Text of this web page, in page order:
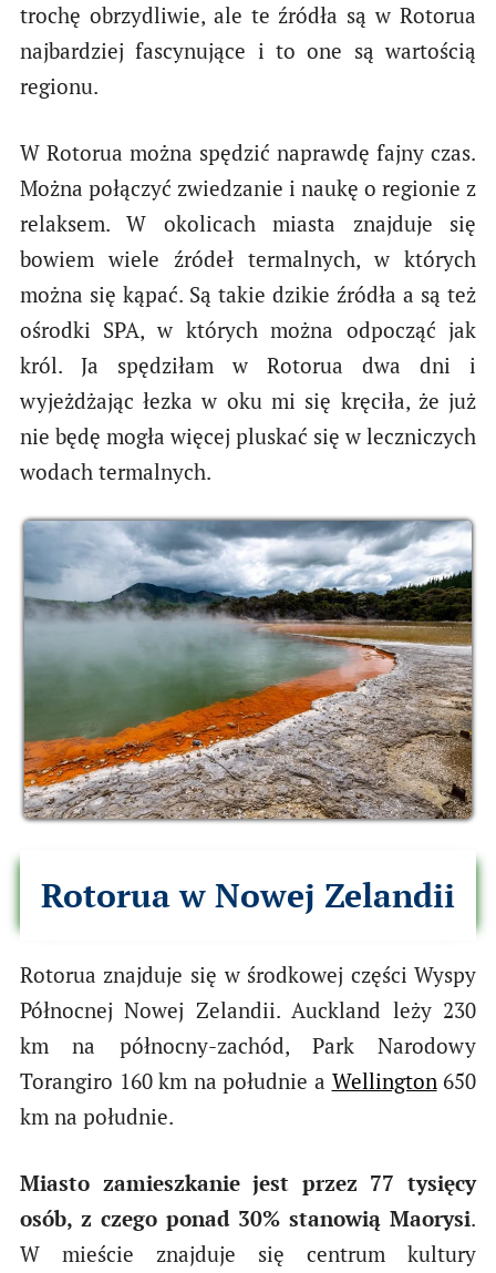
trochę obrzydliwie, ale te źródła są w Rotorua
najbardziej fascynujące i to one są wartością
regionu.
W Rotorua można spędzić naprawdę fajny czas.
Można połączyć zwiedzanie i naukę o regionie z
relaksem. W okolicach miasta znajduje się
bowiem wiele źródeł termalnych, w których
można się kąpać. Są takie dzikie źródła a są też
ośrodki SPA, w których można odpocząć jak
król. Ja spędziłam w Rotorua dwa dni i
wyjeżdżając łezka w oku mi się kręciła, że już
nie będę mogła więcej pluskać się w leczniczych
wodach termalnych.
Rotorua w Nowej Zelandii
Rotorua znajduje się w środkowej części Wyspy
Północnej Nowej Zelandii. Auckland leży 230
km na północny-zachód, Park Narodowy
Torangiro 160 km na południe a Wellington 650
km na południe.
Miasto zamieszkanie jest przez 77 tysięcy
osób, z czego ponad 30% stanowią Maorysi.
W mieście znajduje się centrum kultury